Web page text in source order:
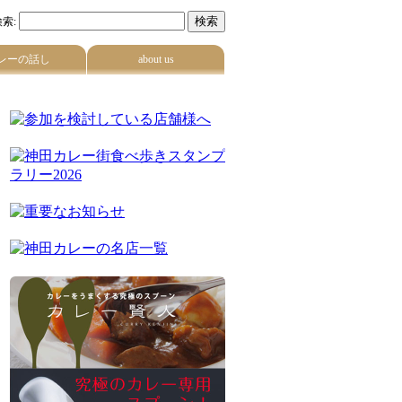
索:
ーの話し about us